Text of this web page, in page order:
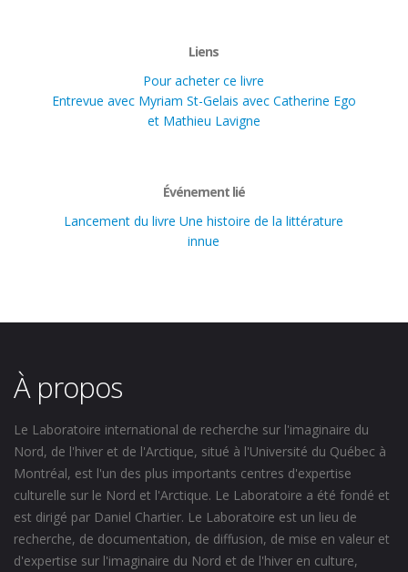
Liens
Pour acheter ce livre
Entrevue avec Myriam St-Gelais avec Catherine Ego
et Mathieu Lavigne
Événement lié
Lancement du livre Une histoire de la littérature
innue
À propos
Le Laboratoire international de recherche sur l'imaginaire du
Nord, de l'hiver et de l'Arctique, situé à l'Université du Québec à
Montréal, est l'un des plus importants centres d'expertise
culturelle sur le Nord et l'Arctique. Le Laboratoire a été fondé et
est dirigé par Daniel Chartier. Le Laboratoire est un lieu de
recherche, de documentation, de diffusion, de mise en valeur et
d'expertise sur l'imaginaire du Nord et de l'hiver en culture,